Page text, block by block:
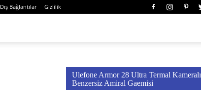
Dış Bağlantılar Gizlilik
Ulefone Armor 28 Ultra Termal Kameralı
Benzersiz Amiral Gaemisi